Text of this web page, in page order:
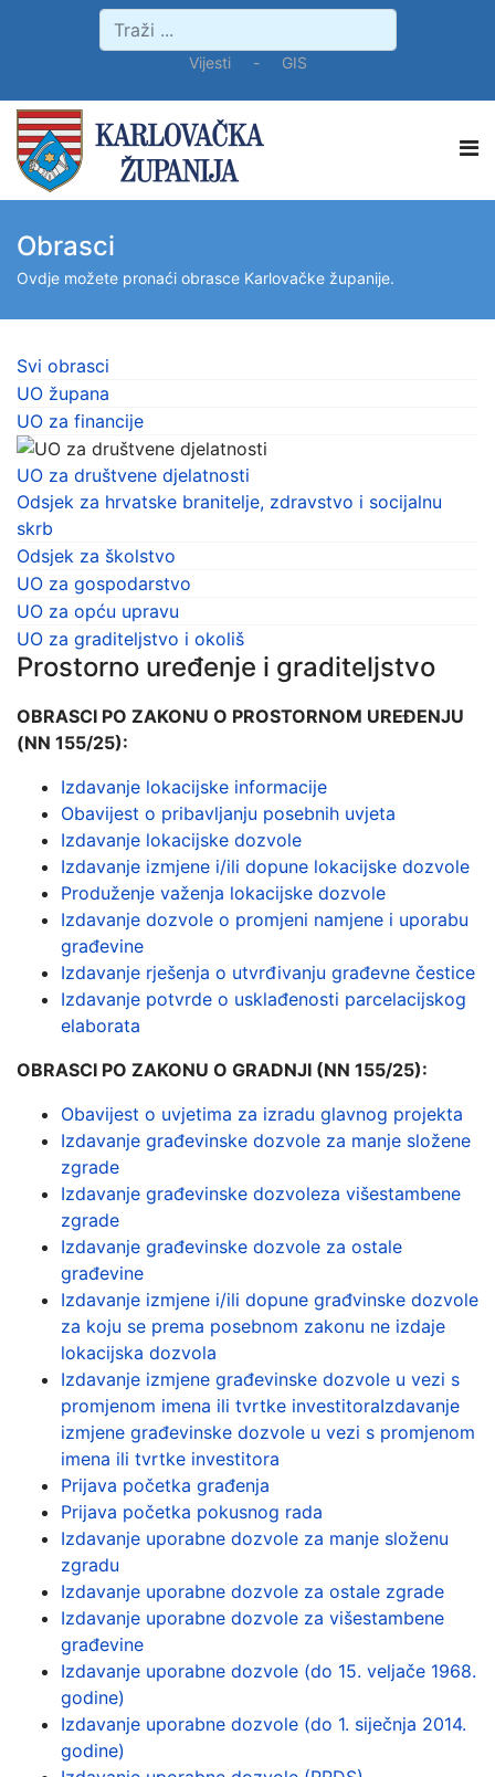
Vijesti- GIS
Obrasci
Ovdje možete pronaći obrasce Karlovačke županije.
Svi obrasci
UO župana
UO za financije
UO za društvene djelatnosti
Odsjek za hrvatske branitelje, zdravstvo i socijalnu
skrb
Odsjek za školstvo
UO za gospodarstvo
UO za opću upravu
UO za graditeljstvo i okoliš
Prostorno uređenje i graditeljstvo
OBRASCI PO ZAKONU O PROSTORNOM UREĐENJU
(NN 155/25):
Izdavanje lokacijske informacije
Obavijest o pribavljanju posebnih uvjeta
Izdavanje lokacijske dozvole
Izdavanje izmjene i/ili dopune lokacijske dozvole
Produženje važenja lokacijske dozvole
Izdavanje dozvole o promjeni namjene i uporabu
građevine
Izdavanje rješenja o utvrđivanju građevne čestice
Izdavanje potvrde o usklađenosti parcelacijskog
elaborata
OBRASCI PO ZAKONU O GRADNJI (NN 155/25):
Obavijest o uvjetima za izradu glavnog projekta
Izdavanje građevinske dozvole za manje složene
zgrade
Izdavanje građevinske dozvoleza višestambene
zgrade
Izdavanje građevinske dozvole za ostale
građevine
Izdavanje izmjene i/ili dopune građvinske dozvole
za koju se prema posebnom zakonu ne izdaje
lokacijska dozvola
Izdavanje izmjene građevinske dozvole u vezi s
promjenom imena ili tvrtke investitoraIzdavanje
izmjene građevinske dozvole u vezi s promjenom
imena ili tvrtke investitora
Prijava početka građenja
Prijava početka pokusnog rada
Izdavanje uporabne dozvole za manje složenu
zgradu
Izdavanje uporabne dozvole za ostale zgrade
Izdavanje uporabne dozvole za višestambene
građevine
Izdavanje uporabne dozvole (do 15. veljače 1968.
godine)
Izdavanje uporabne dozvole (do 1. siječnja 2014.
godine)